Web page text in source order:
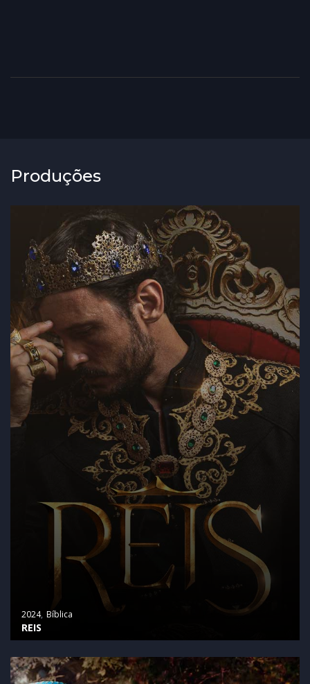
Produções
2024 Bíblica
REIS